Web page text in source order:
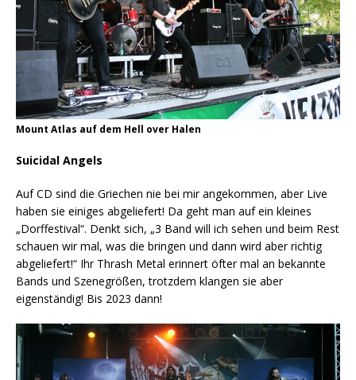
Mount Atlas auf dem Hell over Halen
Suicidal Angels
Auf CD sind die Griechen nie bei mir angekommen, aber Live
haben sie einiges abgeliefert! Da geht man auf ein kleines
„Dorffestival“. Denkt sich, „3 Band will ich sehen und beim Rest
schauen wir mal, was die bringen und dann wird aber richtig
abgeliefert!“ Ihr Thrash Metal erinnert öfter mal an bekannte
Bands und Szenegrößen, trotzdem klangen sie aber
eigenständig! Bis 2023 dann!